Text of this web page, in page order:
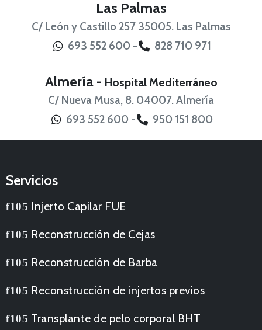
Las Palmas
C/ León y Castillo 257 35005. Las Palmas
693 552 600 -
828 710 971
Almería - Hospital Mediterráneo
C/ Nueva Musa, 8. 04007. Almería
693 552 600 -
950 151 800
Servicios
Injerto Capilar FUE
Reconstrucción de Cejas
Reconstrucción de Barba
Reconstrucción de injertos previos
Transplante de pelo corporal BHT